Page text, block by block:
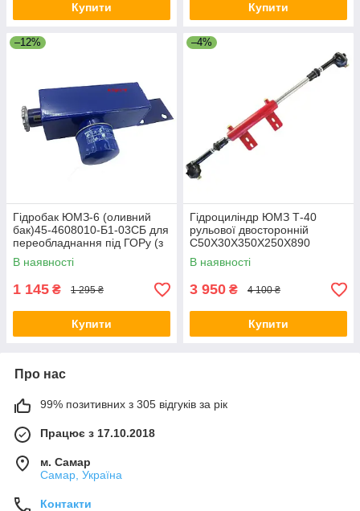
Купити Купити
–12%
Гідробак ЮМЗ-6 (оливний
бак)45-4608010-Б1-03СБ для
переобладнання під ГОРу (з
фільтром)
В наявності
1 145 ₴ 1 295 ₴
Купити
–4%
Гідроциліндр ЮМЗ Т-40
рульової двосторонній
С50Х30Х350Х250Х890
В наявності
3 950 ₴ 4 100 ₴
Купити
Про нас
99% позитивних з 305 відгуків за рік
Працює з 17.10.2018
м. Самар
Самар, Україна
Контакти